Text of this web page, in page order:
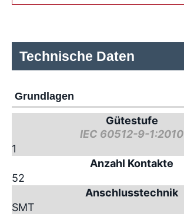
Technische Daten
Grundlagen
Gütestufe
IEC 60512-9-1:2010
1
Anzahl Kontakte
52
Anschlusstechnik
SMT